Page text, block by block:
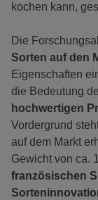
kochen kann,
Die
Sorten auf den
Eigenschaften
die Bedeutung
hochwertigen
Vordergrund
auf dem Markt
Gewicht von ca.
französischen